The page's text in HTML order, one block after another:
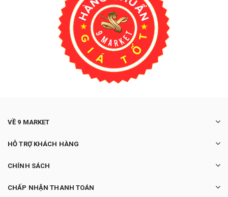
VỀ 9 MARKET
HỖ TRỢ KHÁCH HÀNG
CHÍNH SÁCH
CHẤP NHẬN THANH TOÁN